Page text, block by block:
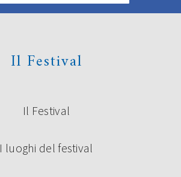
Il Festival
Il Festival
I luoghi del festival